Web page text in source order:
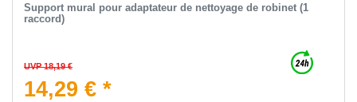
Support mural pour adaptateur de nettoyage de robinet (1
raccord)
UVP 18,19 €
14,29 € *